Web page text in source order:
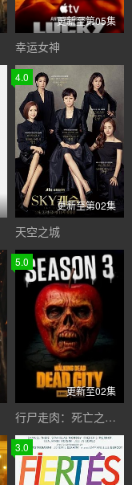
更新至第05集
幸运女神
4.0
更新至第02集
天空之城
5.0
更新至02集
行尸走肉：死亡之城第三季
3.0